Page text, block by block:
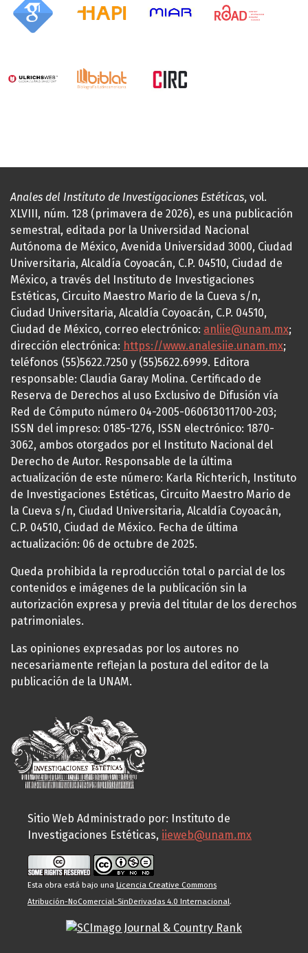
Anales del Instituto de Investigaciones Estéticas, vol.
XLVIII, núm. 128 (primavera de 2026), es una publicación
semestral, editada por la Universidad Nacional
Autónoma de México, Avenida Universidad 3000, Ciudad
Universitaria, Alcaldía Coyoacán, C.P. 04510, Ciudad de
México, a través del Instituto de Investigaciones
Estéticas, Circuito Maestro Mario de la Cueva s/n,
Ciudad Universitaria, Alcaldía Coyoacán, C.P. 04510,
Ciudad de México, correo electrónico: anliie@unam.mx;
dirección electrónica: https://www.analesiie.unam.mx;
teléfonos (55)5622.7250 y (55)5622.6999. Editora
responsable: Claudia Garay Molina. Certificado de
Reserva de Derechos al uso Exclusivo de Difusión vía
Red de Cómputo número 04-2005-060613011700-203;
ISSN del impreso: 0185-1276, ISSN electrónico: 1870-
3062, ambos otorgados por el Instituto Nacional del
Derecho de Autor. Responsable de la última
actualización de este número: Karla Richterich, Instituto
de Investigaciones Estéticas, Circuito Maestro Mario de
la Cueva s/n, Ciudad Universitaria, Alcaldía Coyoacán,
C.P. 04510, Ciudad de México. Fecha de última
actualización: 06 de octubre de 2025.
Queda prohibida la reproducción total o parcial de los
contenidos e imágenes de la publicación sin la
autorización expresa y previa del titular de los derechos
patrimoniales.
Las opiniones expresadas por los autores no
necesariamente reflejan la postura del editor de la
publicación de la UNAM.
Sitio Web Administrado por: Instituto de
Investigaciones Estéticas, iieweb@unam.mx
Esta obra está bajo una Licencia Creative Commons
Atribución-NoComercial-SinDerivadas 4.0 Internacional.